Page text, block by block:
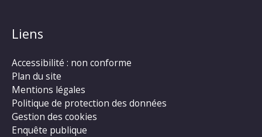
Liens
Accessibilité : non conforme
Plan du site
Mentions légales
Politique de protection des données
Gestion des cookies
Enquête publique